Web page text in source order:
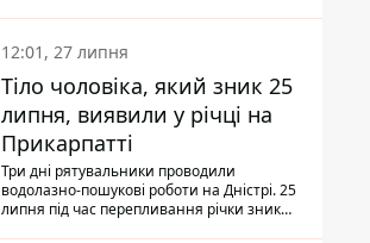
Також травми отримала водійка
автомобіля.
12:01, 27 липня
Тіло чоловіка, який зник 25
липня, виявили у річці на
Прикарпатті
Три дні рятувальники проводили
водолазно-пошукові роботи на Дністрі. 25
липня під час перепливання річки зник